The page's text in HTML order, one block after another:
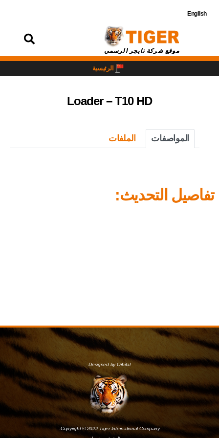
English
موقع شركة تايجر الرسمي
الرئيسية
Loader – T10 HD
المواصفات الملفات
تفاصيل التحديث:
Designed by Orbital
Copyright © 2022 Tiger International Company.